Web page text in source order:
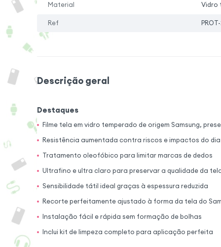
Material Vidro
Ref
Descrição geral
Destaques
Filme tela em vidro temperado de origem Samsung,
Resistência aumentada contra riscos e impactos do
Tratamento oleofóbico para limitar marcas de dedos
Ultrafino e ultra claro para preservar a qualidade da
Sensibilidade tátil ideal graças à espessura reduzida
Recorte perfeitamente ajustado à forma da tela do
Instalação fácil e rápida sem formação de bolhas
Inclui kit de limpeza completo para aplicação perfeita